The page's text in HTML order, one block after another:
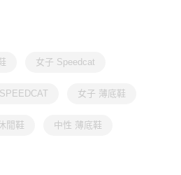
女子 Speedcat
女子 薄底鞋
閒鞋 中性 薄底鞋